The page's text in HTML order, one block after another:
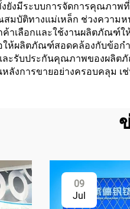
ยังมีระบบการจัดการคุณภา
ติทางแม่เหล็ก ช่วงความห
าเลือกและใช้งานผลิตภัณฑ์
ให้ผลิตภัณฑ์สอดคล้องกับข้
ละรับประกันคุณภาพของผลิ
ลังการขายอย่างครอบคลุม
09
Jul